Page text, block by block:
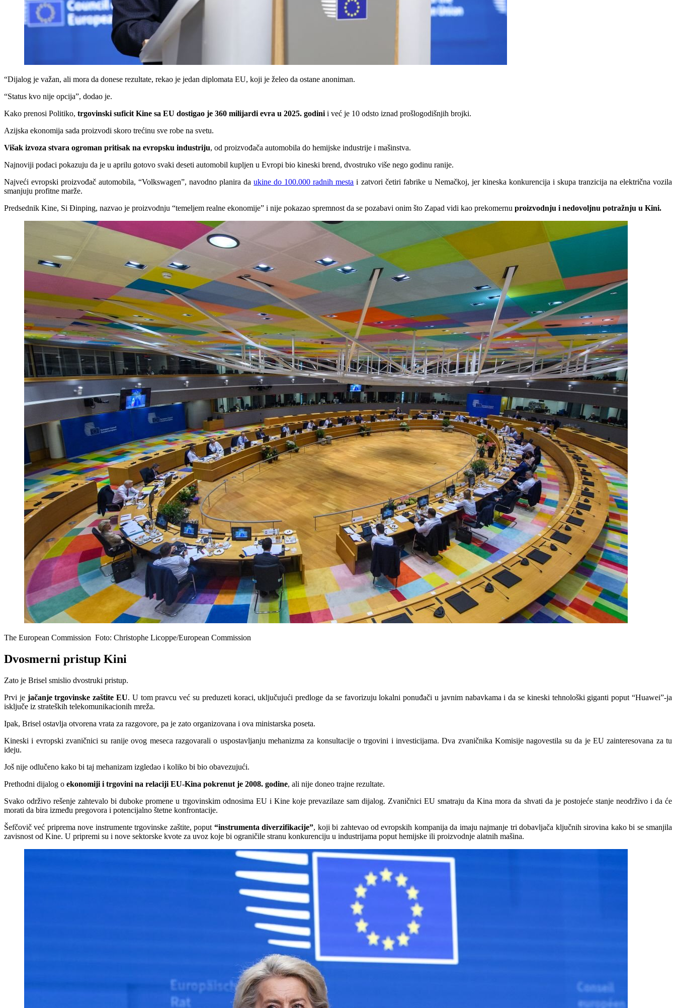
“Dijalog je važan, ali mora da donese rezultate, rekao je jedan diplomata EU, koji je želeo da ostane anoniman.
“Status kvo nije opcija”, dodao je.
Kako prenosi Politiko, trgovinski suficit Kine sa EU dostigao je 360 milijardi evra u 2025. godini i već je 10 odsto iznad prošlogodišnjih brojki.
Azijska ekonomija sada proizvodi skoro trećinu sve robe na svetu.
Višak izvoza stvara ogroman pritisak na evropsku industriju, od proizvođača automobila do hemijske industrije i mašinstva.
Najnoviji podaci pokazuju da je u aprilu gotovo svaki deseti automobil kupljen u Evropi bio kineski brend, dvostruko više nego godinu ranije.
Najveći evropski proizvođač automobila, “Volkswagen”, navodno planira daukine do 100.000 radnih mesta i zatvori četiri fabrike u Nemačkoj, jer kineska konkurencija i skupa tranzicija na električna vozila
smanjuju profitne marže.
Predsednik Kine, Si Đinping, nazvao je proizvodnju “temeljem realne ekonomije” i nije pokazao spremnost da se pozabavi onim što Zapad vidi kao prekomernu proizvodnju i nedovoljnu potražnju u Kini.
The European Commission Foto: Christophe Licoppe/European Commission
Dvosmerni pristup Kini
Zato je Brisel smislio dvostruki pristup.
Prvi je jačanje trgovinske zaštite EU. U tom pravcu već su preduzeti koraci, uključujući predloge da se favorizuju lokalni ponuđači u javnim nabavkama i da se kineski tehnološki giganti poput “Huawei”-ja
isključe iz strateških telekomunikacionih mreža.
Ipak, Brisel ostavlja otvorena vrata za razgovore, pa je zato organizovana i ova ministarska poseta.
Kineski i evropski zvaničnici su ranije ovog meseca razgovarali o uspostavljanju mehanizma za konsultacije o trgovini i investicijama. Dva zvaničnika Komisije nagovestila su da je EU zainteresovana za tu
ideju.
Još nije odlučeno kako bi taj mehanizam izgledao i koliko bi bio obavezujući.
Prethodni dijalog o ekonomiji i trgovini na relaciji EU-Kina pokrenut je 2008. godine, ali nije doneo trajne rezultate.
Svako održivo rešenje zahtevalo bi duboke promene u trgovinskim odnosima EU i Kine koje prevazilaze sam dijalog. Zvaničnici EU smatraju da Kina mora da shvati da je postojeće stanje neodrživo i da će
morati da bira između pregovora i potencijalno štetne konfrontacije.
Šefčovič već priprema nove instrumente trgovinske zaštite, poput “instrumenta diverzifikacije”, koji bi zahtevao od evropskih kompanija da imaju najmanje tri dobavljača ključnih sirovina kako bi se smanjila
zavisnost od Kine. U pripremi su i nove sektorske kvote za uvoz koje bi ograničile stranu konkurenciju u industrijama poput hemijske ili proizvodnje alatnih mašina.